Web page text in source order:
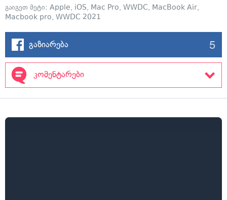
გაიგეთ მეტი: Apple, iOS, Mac Pro, WWDC, MacBook Air,
Macbook pro, WWDC 2021
გაზიარება 5
კომენტარები